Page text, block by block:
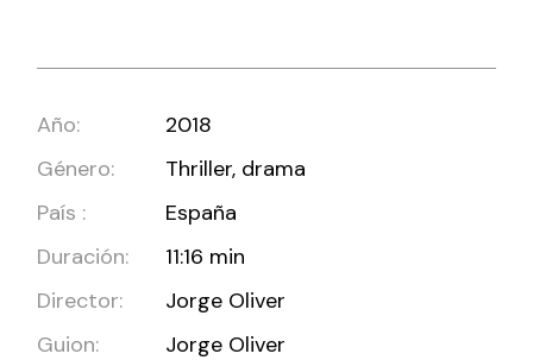
Año:
2018
Género:
Thriller, drama
País :
España
Duración:
11:16 min
Director:
Jorge Oliver
Guion:
Jorge Oliver